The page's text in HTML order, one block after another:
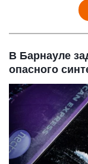
В Барнауле
опасного